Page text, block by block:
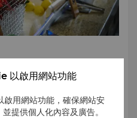
以啟用網站功能
用網站功能，確保網站安
提供個人化內容及廣告。